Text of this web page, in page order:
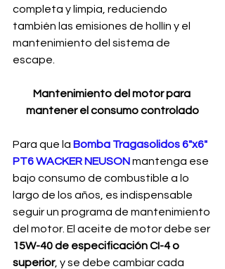
completa y limpia, reduciendo
también las emisiones de hollín y el
mantenimiento del sistema de
escape.
Mantenimiento del motor para
mantener el consumo controlado
Para que la Bomba Tragasolidos 6"x6"
PT6 WACKER NEUSON mantenga ese
bajo consumo de combustible a lo
largo de los años, es indispensable
seguir un programa de mantenimiento
del motor. El aceite de motor debe ser
15W-40 de especificación CI-4 o
superior, y se debe cambiar cada